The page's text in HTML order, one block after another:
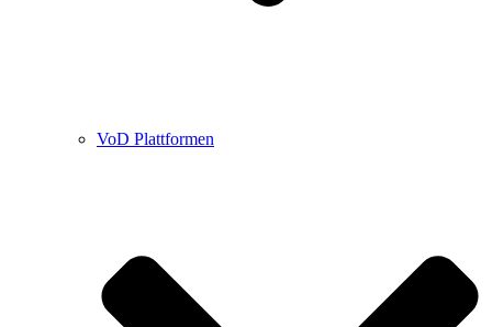
VoD Plattformen